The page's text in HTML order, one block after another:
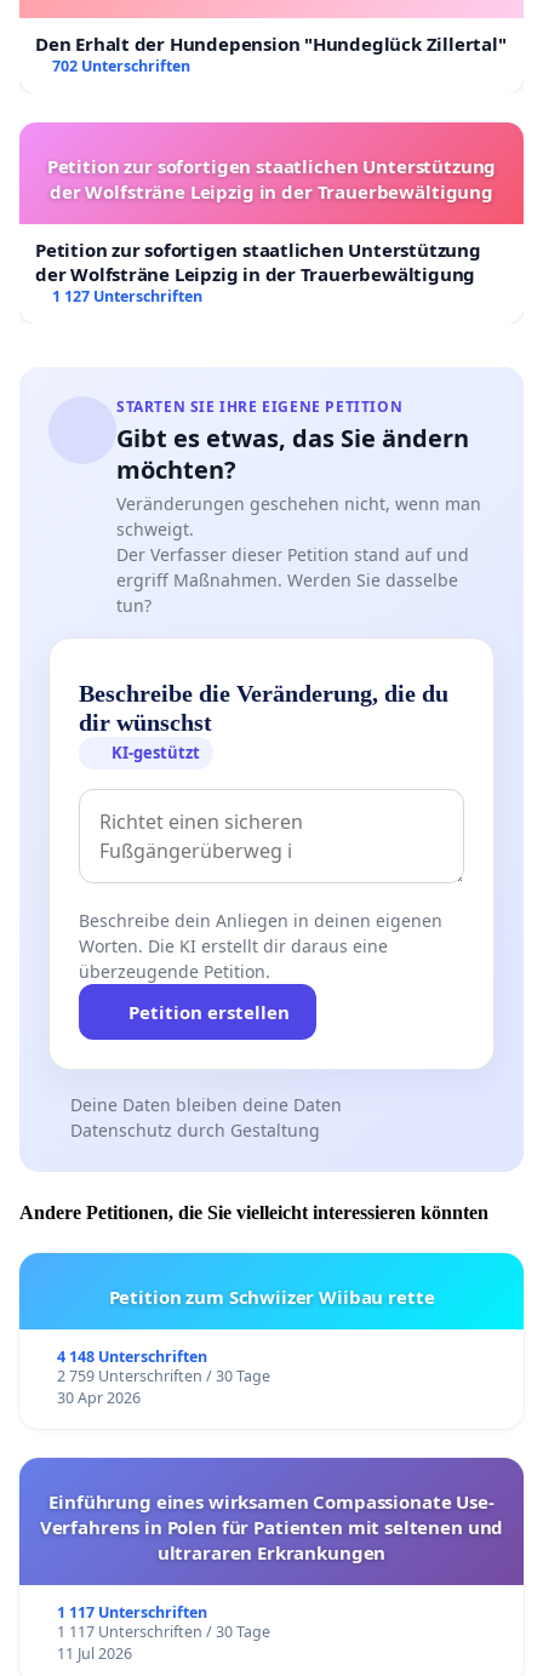
Den Erhalt der Hundepension "Hundeglück Zillertal"
702 Unterschriften
Petition zur sofortigen staatlichen Unterstützung
der Wolfsträne Leipzig in der Trauerbewältigung
Petition zur sofortigen staatlichen Unterstützung
der Wolfsträne Leipzig in der Trauerbewältigung
1 127 Unterschriften
STARTEN SIE IHRE EIGENE PETITION
Gibt es etwas, das Sie ändern
möchten?
Veränderungen geschehen nicht, wenn man
schweigt.
Der Verfasser dieser Petition stand auf und
ergriff Maßnahmen. Werden Sie dasselbe
tun?
Beschreibe die Veränderung, die du
dir wünschst
KI-gestützt
Beschreibe dein Anliegen in deinen eigenen
Worten. Die KI erstellt dir daraus eine
überzeugende Petition.
Petition erstellen
Deine Daten bleiben deine Daten
Datenschutz durch Gestaltung
Andere Petitionen, die Sie vielleicht interessieren könnten
Petition zum Schwiizer Wiibau rette
4 148 Unterschriften
2 759 Unterschriften / 30 Tage
30 Apr 2026
Einführung eines wirksamen Compassionate Use-
Verfahrens in Polen für Patienten mit seltenen und
ultrararen Erkrankungen
1 117 Unterschriften
1 117 Unterschriften / 30 Tage
11 Jul 2026